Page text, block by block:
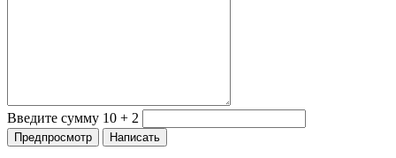
Введите сумму 10 + 2